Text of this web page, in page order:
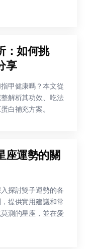
：如何挑
享
甲健康嗎？本文從
解析其功效、吃法
白補充方案。
座運勢的關
探討雙子運勢的各
提供實用建議和常
測的星座，並在愛